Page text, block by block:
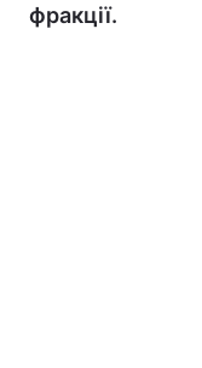
фракції.